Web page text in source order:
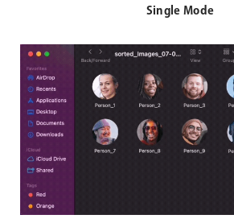
Single Mode